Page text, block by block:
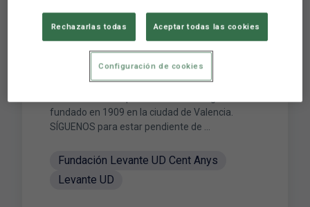
de las Personas con
Discapacidad
LEVANTE UD
fundado en 1909 en la ciudad de Valencia.
SÍGUENOS para estar pendiente de ...
Fundación Levante UD Cent Anys
Levante UD
Rechazarlas todas Aceptar todas las cookies
Configuración de cookies